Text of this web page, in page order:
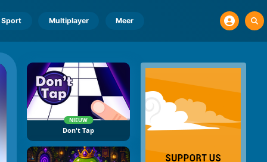
Sport Multiplayer Meer
NIEUW
Don't Tap